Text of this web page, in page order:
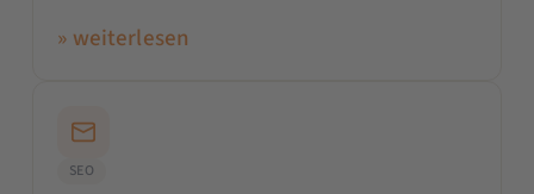
» weiterlesen
SEO